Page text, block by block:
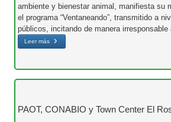
ambiente y bienestar animal, manifiesta su
el programa “Ventaneando”, transmitido a
públicos, incitando de manera irresponsable
Leer más
PAOT, CONABIO y Town Center El